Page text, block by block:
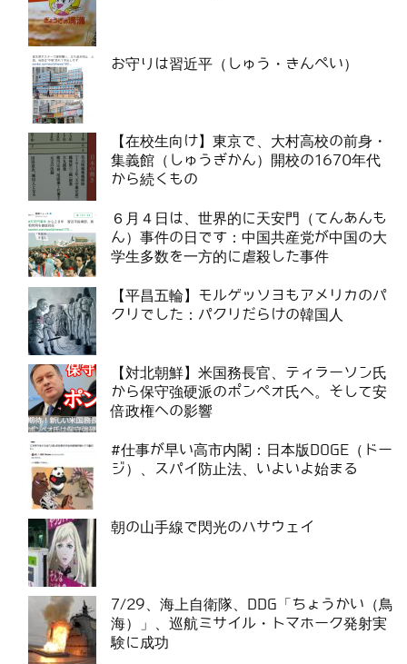
お守りは習近平（しゅう・きんぺい）
【在校生向け】東京で、大村高校の前身・
集義館（しゅうぎかん）開校の1670年代
から続くもの
６月４日は、世界的に天安門（てんあんも
ん）事件の日です：中国共産党が中国の大
学生多数を一方的に虐殺した事件
【平昌五輪】モルゲッソヨもアメリカのパ
クリでした：パクリだらけの韓国人
【対北朝鮮】米国務長官、ティラーソン氏
から保守強硬派のポンぺオ氏へ。そして安
倍政権への影響
#仕事が早い高市内閣：日本版DOGE（ドー
ジ）、スパイ防止法、いよいよ始まる
朝の山手線で閃光のハサウェイ
7/29、海上自衛隊、DDG「ちょうかい（鳥
海）」、巡航ミサイル・トマホーク発射実
験に成功